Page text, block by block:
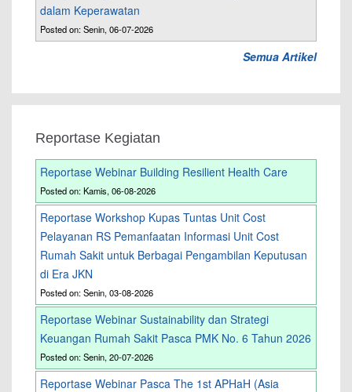
dalam Keperawatan
Posted on: Senin, 06-07-2026
Semua Artikel
Reportase Kegiatan
Reportase Webinar Building Resilient Health Care
Posted on: Kamis, 06-08-2026
Reportase Workshop Kupas Tuntas Unit Cost
Pelayanan RS Pemanfaatan Informasi Unit Cost
Rumah Sakit untuk Berbagai Pengambilan Keputusan
di Era JKN
Posted on: Senin, 03-08-2026
Reportase Webinar Sustainability dan Strategi
Keuangan Rumah Sakit Pasca PMK No. 6 Tahun 2026
Posted on: Senin, 20-07-2026
Reportase Webinar Pasca The 1st APHaH (Asia